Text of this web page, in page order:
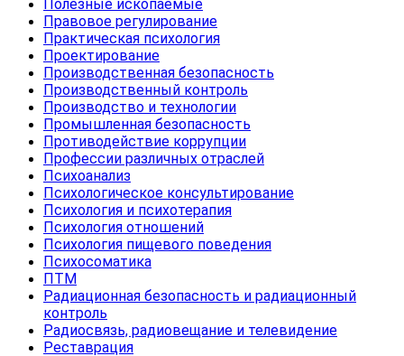
Полезные ископаемые
Правовое регулирование
Практическая психология
Проектирование
Производственная безопасность
Производственный контроль
Производство и технологии
Промышленная безопасность
Противодействие коррупции
Профессии различных отраслей
Психоанализ
Психологическое консультирование
Психология и психотерапия
Психология отношений
Психология пищевого поведения
Психосоматика
ПТМ
Радиационная безопасность и радиационный
контроль
Радиосвязь, радиовещание и телевидение
Реставрация